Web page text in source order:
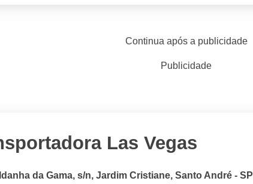
Continua após a publicidade
Publicidade
Las Vegas
da Gama, s/n, Jardim Cristiane, Santo André - SP